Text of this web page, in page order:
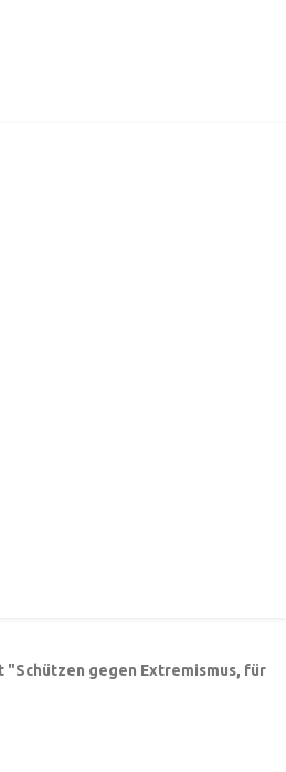
"Schützen gegen Extremismus, für